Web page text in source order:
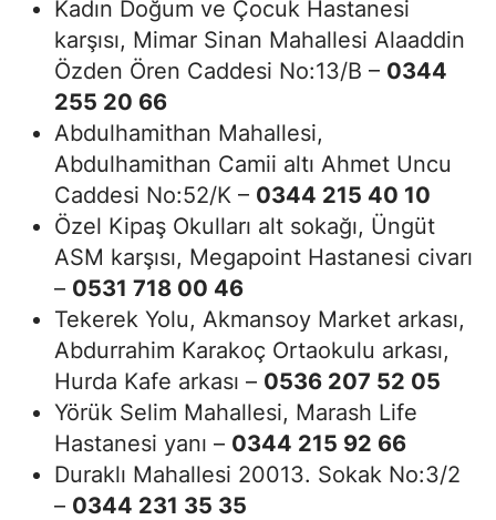
Kadın Doğum ve Çocuk Hastanesi
karşısı, Mimar Sinan Mahallesi Alaaddin
Özden Ören Caddesi No:13/B – 0344
255 20 66
Abdulhamithan Mahallesi,
Abdulhamithan Camii altı Ahmet Uncu
Caddesi No:52/K – 0344 215 40 10
Özel Kipaş Okulları alt sokağı, Üngüt
ASM karşısı, Megapoint Hastanesi civarı
– 0531 718 00 46
Tekerek Yolu, Akmansoy Market arkası,
Abdurrahim Karakoç Ortaokulu arkası,
Hurda Kafe arkası – 0536 207 52 05
Yörük Selim Mahallesi, Marash Life
Hastanesi yanı – 0344 215 92 66
Duraklı Mahallesi 20013. Sokak No:3/2
– 0344 231 35 35